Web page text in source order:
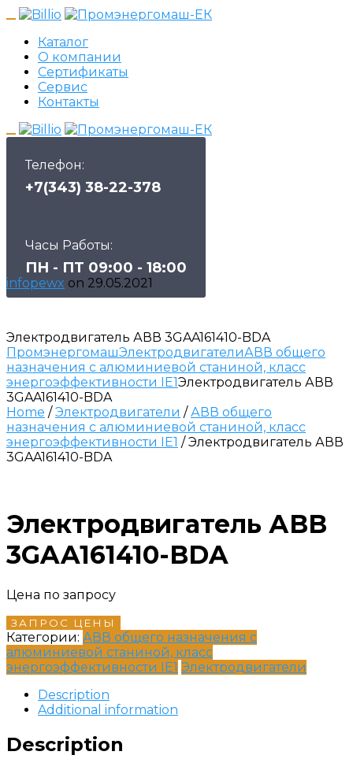
Каталог
О компании
Сертификаты
Сервис
Контакты
Телефон:
+7(343) 38-22-378
Часы Работы:
ПН - ПТ 09:00 - 18:00
infopewx on 29.05.2021
Электродвигатель АВВ 3GAA161410-BDA
ПромэнергомашЭлектродвигателиАВВ общего
назначения с алюминиевой станиной, класс
энергоэффективности IE1Электродвигатель АВВ
3GAA161410-BDA
Home /Электродвигатели /АВВ общего
назначения с алюминиевой станиной, класс
энергоэффективности IE1 / Электродвигатель АВВ
3GAA161410-BDA
Электродвигатель АВВ
3GAA161410-BDA
Цена по запросу
ЗАПРОС ЦЕНЫ
Категории: АВВ общего назначения с
алюминиевой станиной, класс
энергоэффективности IE1 Электродвигатели
Description
Additional information
Description